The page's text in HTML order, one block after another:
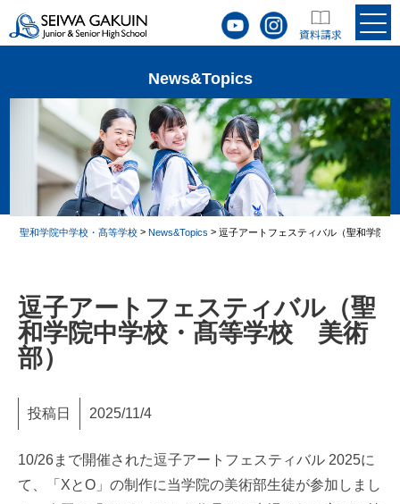
News&Topics
聖和学院中学校・髙等学校 >News&Topics >逗子アートフェスティバル（聖和学院
逗子アートフェスティバル（聖
和学院中学校・髙等学校 美術
部）
投稿日 2025/11/4
10/26まで開催された逗子アートフェスティバル 2025に
て、「XとO」の制作に当学院の美術部生徒が参加しまし